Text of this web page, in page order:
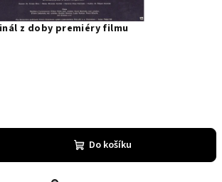
z doby premiéry filmu
Do košíku